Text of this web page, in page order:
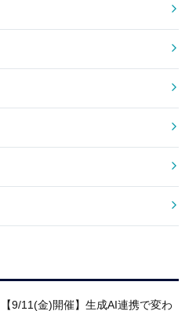
【9/11(金)開催】生成AI連携で変わ